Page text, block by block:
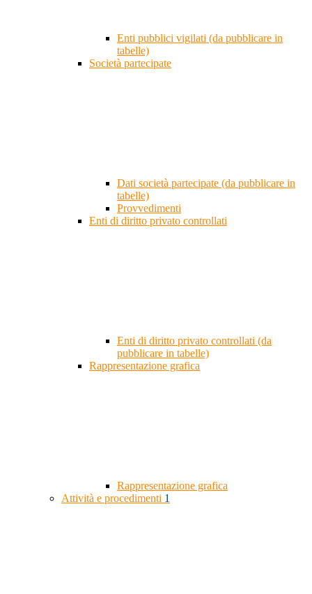
Enti pubblici vigilati (da pubblicare in
tabelle)
Società partecipate
Dati società partecipate (da pubblicare in
tabelle)
Provvedimenti
Enti di diritto privato controllati
Enti di diritto privato controllati (da
pubblicare in tabelle)
Rappresentazione grafica
Rappresentazione grafica
Attività e procedimenti 1